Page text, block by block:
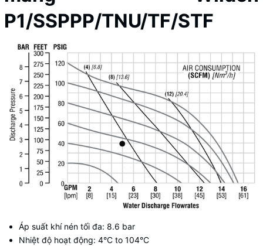
P1/SSPPP/TNU/TF/STF
Áp suất khí nén tối đa: 8.6 bar
Nhiệt độ hoạt động: 4°C to 104°C